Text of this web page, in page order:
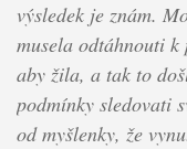
výsledek je znám.
musela odtáhnouti
aby žila, a tak to
podmínky sledovati
od myšlenky, že